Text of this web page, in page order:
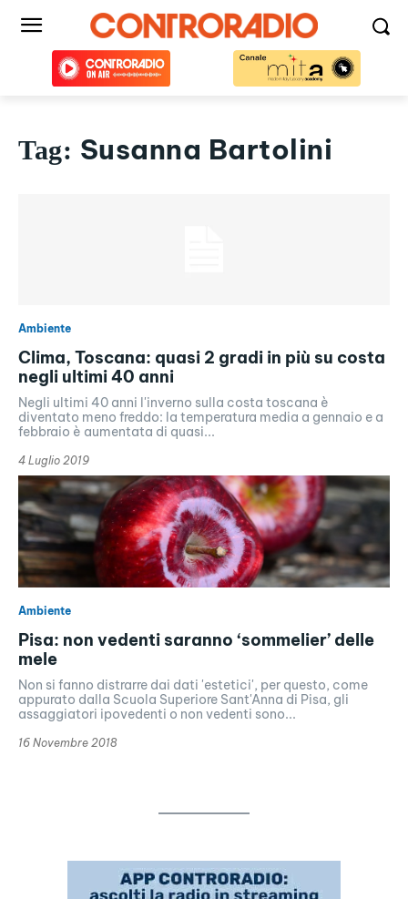
Tag: Susanna Bartolini
Ambiente
Clima, Toscana: quasi 2 gradi in più su costa
negli ultimi 40 anni
Negli ultimi 40 anni l'inverno sulla costa toscana è
diventato meno freddo: la temperatura media a gennaio e a
febbraio è aumentata di quasi...
4 Luglio 2019
Ambiente
Pisa: non vedenti saranno ‘sommelier’ delle
mele
Non si fanno distrarre dai dati 'estetici', per questo, come
appurato dalla Scuola Superiore Sant'Anna di Pisa, gli
assaggiatori ipovedenti o non vedenti sono...
16 Novembre 2018